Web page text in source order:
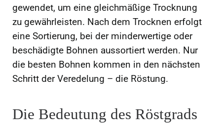
gewendet, um eine gleichmäßige Trocknung
zu gewährleisten. Nach dem Trocknen erfolgt
eine Sortierung, bei der minderwertige oder
beschädigte Bohnen aussortiert werden. Nur
die besten Bohnen kommen in den nächsten
Schritt der Veredelung – die Röstung.
Die Bedeutung des Röstgrads